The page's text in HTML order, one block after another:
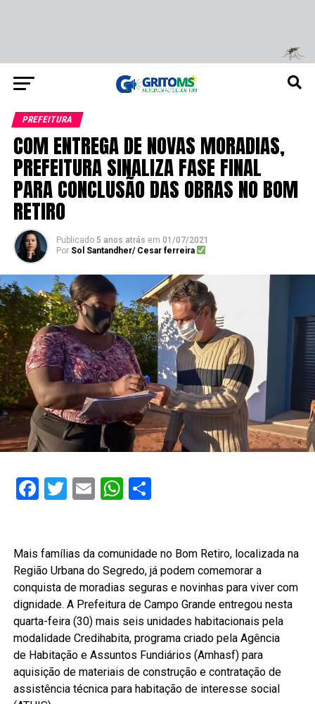
PREFEITURA
COM ENTREGA DE NOVAS MORADIAS,
PREFEITURA SINALIZA FASE FINAL
PARA CONCLUSÃO DAS OBRAS NO BOM
RETIRO
Publicado 5 anos atrás em 01/07/2021
Por Sol Santandher/ Cesar ferreira
Facebook
Twitter
EmailWhatsApp
Share
Mais famílias da comunidade no Bom Retiro, localizada na
Região Urbana do Segredo, já podem comemorar a
conquista de moradias seguras e novinhas para viver com
dignidade. A Prefeitura de Campo Grande entregou nesta
quarta-feira (30) mais seis unidades habitacionais pela
modalidade Credihabita, programa criado pela Agência
de Habitação e Assuntos Fundiários (Amhasf) para
aquisição de materiais de construção e contratação de
assistência técnica para habitação de interesse social